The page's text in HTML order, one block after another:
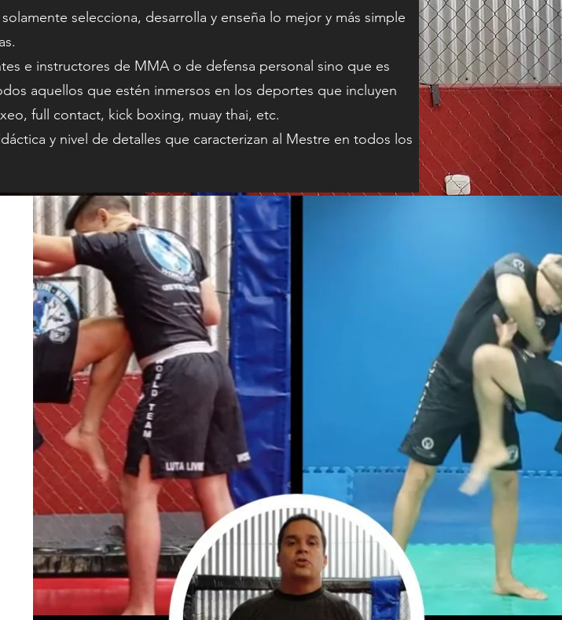
selecciona, desarrolla y enseña lo mejor y más simple
e instructores de MMA o de defensa personal sino que es
aquellos que estén inmersos en los deportes que incluyen
full contact, kick boxing, muay thai, etc.
y nivel de detalles que caracterizan al Mestre en todos los